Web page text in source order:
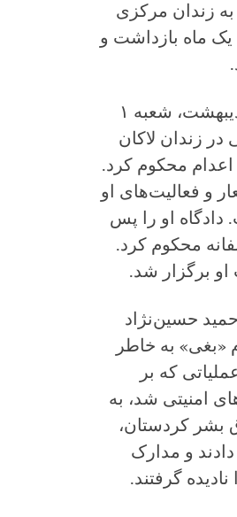
۱۴۰۳ او را دستگیر و به زندان مرکزی
پیش از آن در اسفند ۱۴۰۲ به مدت یک ماه بازداشت و
داد که در روز ۱۱ اردیبهشت، شعبه ۱
زندان لاکان
اعدام محکوم کرد.
و فعالیت‌های او
او را پس
محکوم کرد.
برگزار شد.
حمید حسین‌نژاد
ساله کرد، با اتهام «بغی» به خاطر
که بر
امنیتی شد، به
بشر کردستان،
و مدارک
گرفتند.